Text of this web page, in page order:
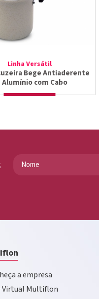
Linha Versátil
Bege Antiaderente
Alumínio com Cabo
a empresa
Virtual Multiflon